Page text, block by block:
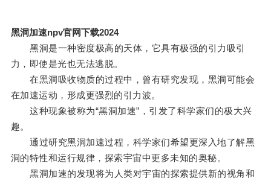
黑洞加速npv官网下载2024
黑洞是一种密度极高的天体，它具有极强的引力吸引
力，即使是光也无法逃脱。
在黑洞吸收物质的过程中，曾有研究发现，黑洞可能会
在加速运动，形成更强烈的引力波。
这种现象被称为“黑洞加速”，引发了科学家们的极大兴
趣。
通过研究黑洞加速过程，科学家们希望更深入地了解黑
洞的特性和运行规律，探索宇宙中更多未知的奥秘。
黑洞加速的发现将为人类对宇宙的探索提供新的视角和